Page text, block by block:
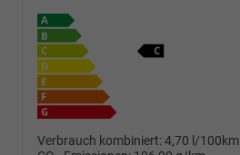
Verbrauch kombiniert:4,70 l/100km